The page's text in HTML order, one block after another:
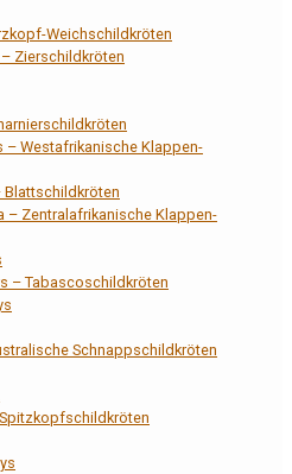
Weichschildkröten
Zierschildkröten
– Westafrikanische Klappen-
Blattschildkröten
– Zentralafrikanische Klappen-
– Tabascoschildkröten
Schnappschildkröten